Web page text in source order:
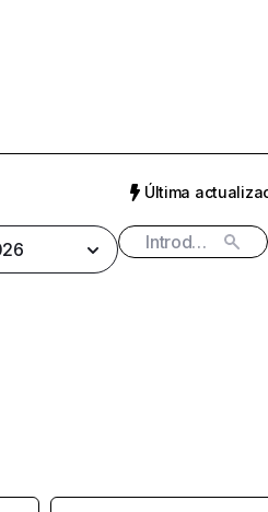
Última